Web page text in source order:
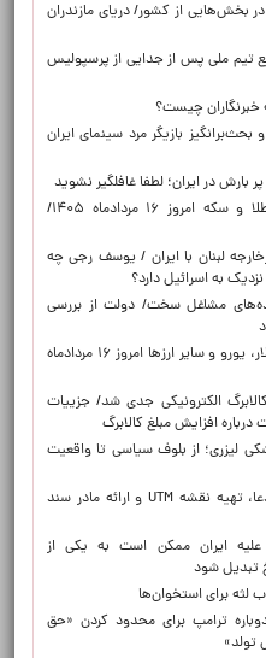
بخش‌هایی از کشور/ دریای مازندران
تیم ملی پس از جدایی از پرسپولیس
خبرنگاران چیست؟
بازیگر مرد سینمای ایران
بارش در ایران؛ لطفا غافلگیر نشوید
قیمت جدید طلا و سکه امروز ۱۶ مردادماه ۱۴۰۵/
لبنان با ایران / یوسف رجی چه
به اسرائیل دارد؟
مشاغل سخت/ دولت از بررسی
قیمت جدید دلار، یورو و سایر ارزها امروز ۱۶ مردادماه
الکترونیکی جدی شد/ جزییات
افزایش مبلغ کالابرگ
لیزری؛ از بلوف سیاسی تا واقعیت
جزئیات ثبت ادعا، تهیه نقشه UTM و ارائه مادر سند
ایران ممکن است به یکی از
تبدیل شود
لثه برای استخوان‌ها
ترامپ برای محدود کردن «حق
تولد»